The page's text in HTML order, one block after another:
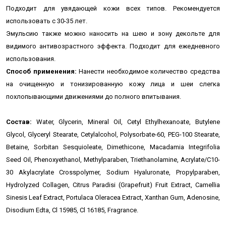
Подходит для увядающей кожи всех типов. Рекомендуется
использовать с 30-35 лет.
Эмульсию также можно наносить на шею и зону декольте для
видимого антивозрастного эффекта. Подходит для ежедневного
использования.
Способ применения: Нанести необходимое количество средства
на очищенную и тонизированную кожу лица и шеи слегка
похлопывающими движениями до полного впитывания.
Состав: Water, Glycerin, Mineral Oil, Cetyl Ethylhexanoate, Butylene
Glycol, Glyceryl Stearate, Cetylalcohol, Polysorbate-60, PEG-100 Stearate,
Betaine, Sorbitan Sesquioleate, Dimethicone, Macadamia Integrifolia
Seed Oil, Phenoxyethanol, Methylparaben, Triethanolamine, Acrylate/C10-
30 Akylacrylate Crosspolymer, Sodium Hyaluronate, Propylparaben,
Hydrolyzed Collagen, Citrus Paradisi (Grapefruit) Fruit Extract, Camellia
Sinesis Leaf Extract, Portulaca Oleracea Extract, Xanthan Gum, Adenosine,
Disodium Edta, Cl 15985, Cl 16185, Fragrance.